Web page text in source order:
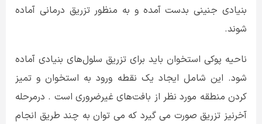
بنیادی جنینی بدست آمده و به منظور تزریق درمانی آماده
شوند.
ناحیه پوکی استخوان باید برای تزریق سلول‌های بنیادی آماده
شود. این شامل ایجاد یک نقطه ورود به استخوان و تمیز
کردن منطقه مورد نظر از بافت‌های غیرضروری است . درمرحله
آخرنیز تزریق صورت می گیرد که می توان به چند طریق انجام